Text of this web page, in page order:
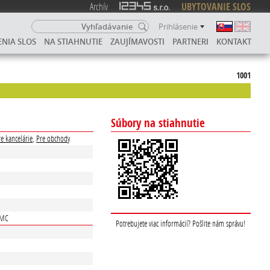
Archív UBYTOVANIE SLOS
Prihlásenie
SLOS
NA STIAHNUTIE ZAUJÍMAVOSTI PARTNERI KONTAKT
1001
kancelárie Pre obchody
Súbory na stiahnutie
Potrebujete viac informácií? Pošlite nám správu!